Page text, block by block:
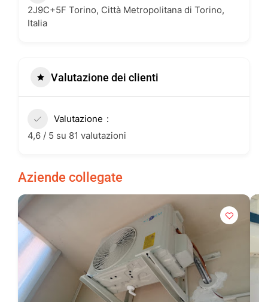
2J9C+5F Torino, Città Metropolitana di Torino,
Italia
Valutazione dei clienti
Valutazione
4,6 / 5 su 81 valutazioni
Aziende collegate